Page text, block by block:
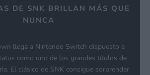
DE SNK BRILLAN MÁS QUE
NUNCA
llega a Nintendo Switch dispuesto a
como uno de los grandes títulos de
El clásico de SNK consigue sorprender